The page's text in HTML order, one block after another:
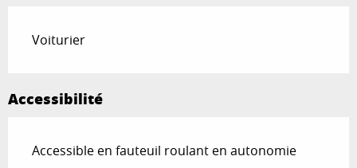
Voiturier
Accessibilité
Accessible en fauteuil roulant en autonomie